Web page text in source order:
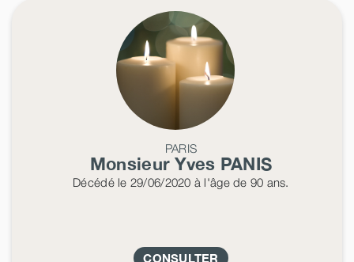
PARIS
Monsieur Yves PANIS
Décédéle 29/06/2020 à l'âge de 90 ans.
CONSULTER